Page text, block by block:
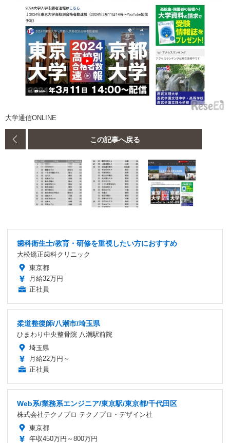
大学通信ONLINE
この記事へ戻る
歯科衛生士/教育・研修を重視したい方におすすめ
大松矯正歯科クリニック
東京都
月給32万円
正社員
柔道整復師/八潮市/埼玉県
ひまわり中央整骨院 八潮駅前院
埼玉県
月給22万円～
正社員
Web系/業務系エンジニア/東京駅/東京都/千代田区
株式会社テクノプロ テクノプロ・デザイン社
東京都
年収450万円～800万円